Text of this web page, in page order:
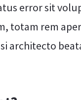
error sit
totam rem
architecto